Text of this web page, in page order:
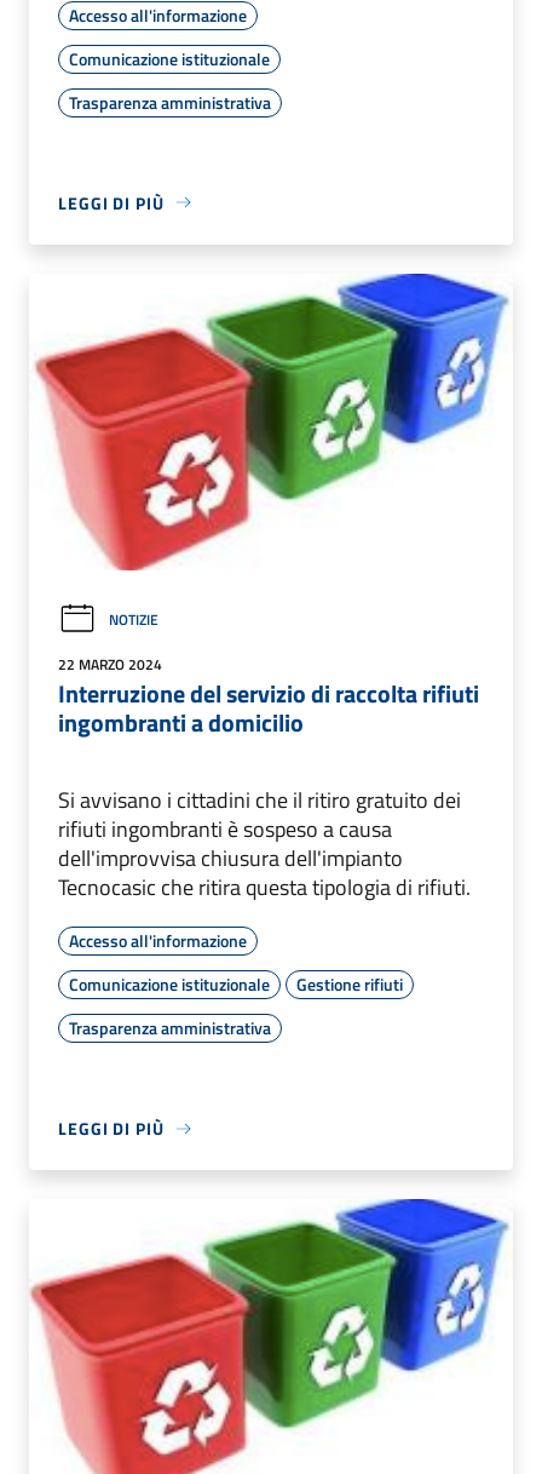
Accesso all'informazione
Comunicazione istituzionale
Trasparenza amministrativa
LEGGI DI PIÙ
NOTIZIE
22 MARZO 2024
Interruzione del servizio di raccolta rifiuti
ingombranti a domicilio
Si avvisano i cittadini che il ritiro gratuito dei
rifiuti ingombranti è sospeso a causa
dell'improvvisa chiusura dell'impianto
Tecnocasic che ritira questa tipologia di rifiuti.
Accesso all'informazione
Comunicazione istituzionale
Gestione rifiuti
Trasparenza amministrativa
LEGGI DI PIÙ